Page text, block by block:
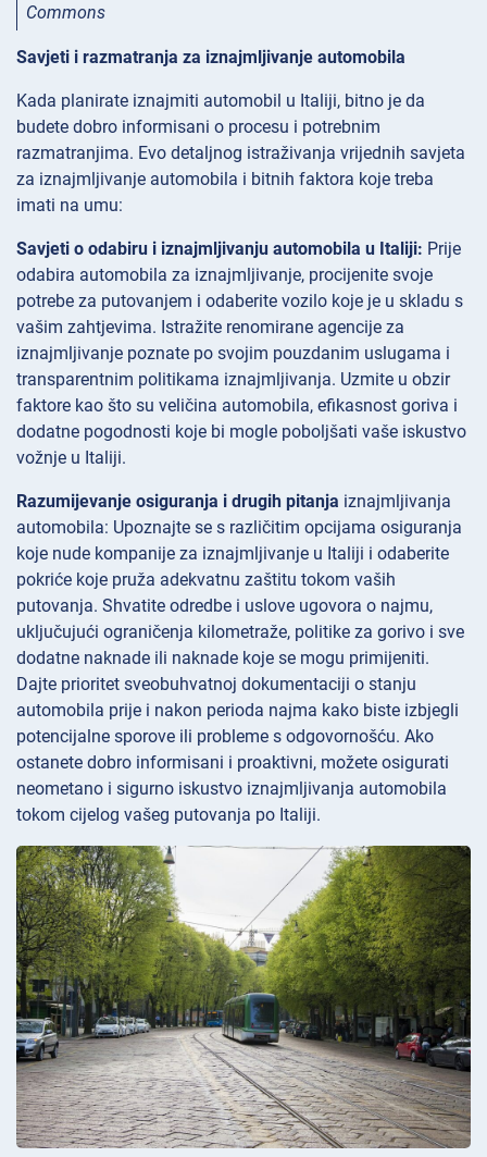
Commons
Savjeti i razmatranja za iznajmljivanje automobila
Kada planirate iznajmiti automobil u Italiji, bitno je da
budete dobro informisani o procesu i potrebnim
razmatranjima. Evo detaljnog istraživanja vrijednih savjeta
za iznajmljivanje automobila i bitnih faktora koje treba
imati na umu:
Savjeti o odabiru i iznajmljivanju automobila u Italiji: Prije
odabira automobila za iznajmljivanje, procijenite svoje
potrebe za putovanjem i odaberite vozilo koje je u skladu s
vašim zahtjevima. Istražite renomirane agencije za
iznajmljivanje poznate po svojim pouzdanim uslugama i
transparentnim politikama iznajmljivanja. Uzmite u obzir
faktore kao što su veličina automobila, efikasnost goriva i
dodatne pogodnosti koje bi mogle poboljšati vaše iskustvo
vožnje u Italiji.
Razumijevanje osiguranja i drugih pitanja iznajmljivanja
automobila: Upoznajte se s različitim opcijama osiguranja
koje nude kompanije za iznajmljivanje u Italiji i odaberite
pokriće koje pruža adekvatnu zaštitu tokom vaših
putovanja. Shvatite odredbe i uslove ugovora o najmu,
uključujući ograničenja kilometraže, politike za gorivo i sve
dodatne naknade ili naknade koje se mogu primijeniti.
Dajte prioritet sveobuhvatnoj dokumentaciji o stanju
automobila prije i nakon perioda najma kako biste izbjegli
potencijalne sporove ili probleme s odgovornošću. Ako
ostanete dobro informisani i proaktivni, možete osigurati
neometano i sigurno iskustvo iznajmljivanja automobila
tokom cijelog vašeg putovanja po Italiji.